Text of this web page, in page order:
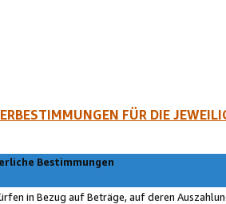
FÜR DIE
Bestimmungen
in Bezug auf Beträge, auf deren